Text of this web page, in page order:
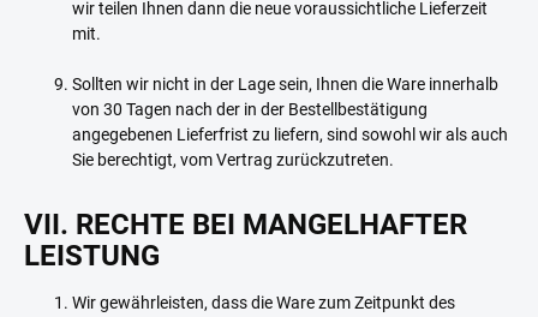
wir teilen Ihnen dann die neue voraussichtliche Lieferzeit
mit.
Sollten wir nicht in der Lage sein, Ihnen die Ware innerhalb
von 30 Tagen nach der in der Bestellbestätigung
angegebenen Lieferfrist zu liefern, sind sowohl wir als auch
Sie berechtigt, vom Vertrag zurückzutreten.
VII. RECHTE BEI MANGELHAFTER
LEISTUNG
Wir gewährleisten, dass die Ware zum Zeitpunkt des